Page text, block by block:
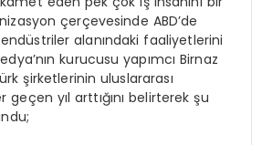
çerçevesinde ABD’de
alanındaki faaliyetlerini
kurucusu yapımcı Birnaz
şirketlerinin uluslararası
yıl arttığını belirterek şu